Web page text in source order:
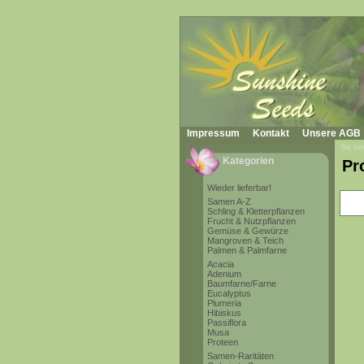
Impressum Kontakt Unsere AGB
Kategorien
Wieder lieferbar!
Samen A-Z
Schling & Kletterpflanzen
Frucht & Nutzpflanzen
Gemüse & Gewürze
Mangroven & Teich
Palmen & Palmfarne
Acacia
Adenium
Baumfarne/Farne
Eucalyptus
Plumeria
Hibiskus
Passiflora
Musa
Proteen
Samen-Raritäten
Sie